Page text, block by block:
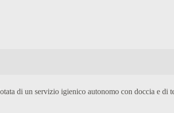
di un servizio igienico autonomo con doccia e di